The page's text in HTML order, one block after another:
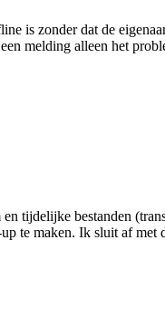
is zonder dat de
melding alleen het
tijdelijke bestanden
te maken. Ik sluit af met